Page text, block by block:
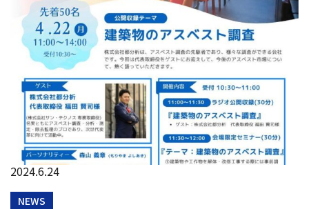
2024.6.24
NEWS